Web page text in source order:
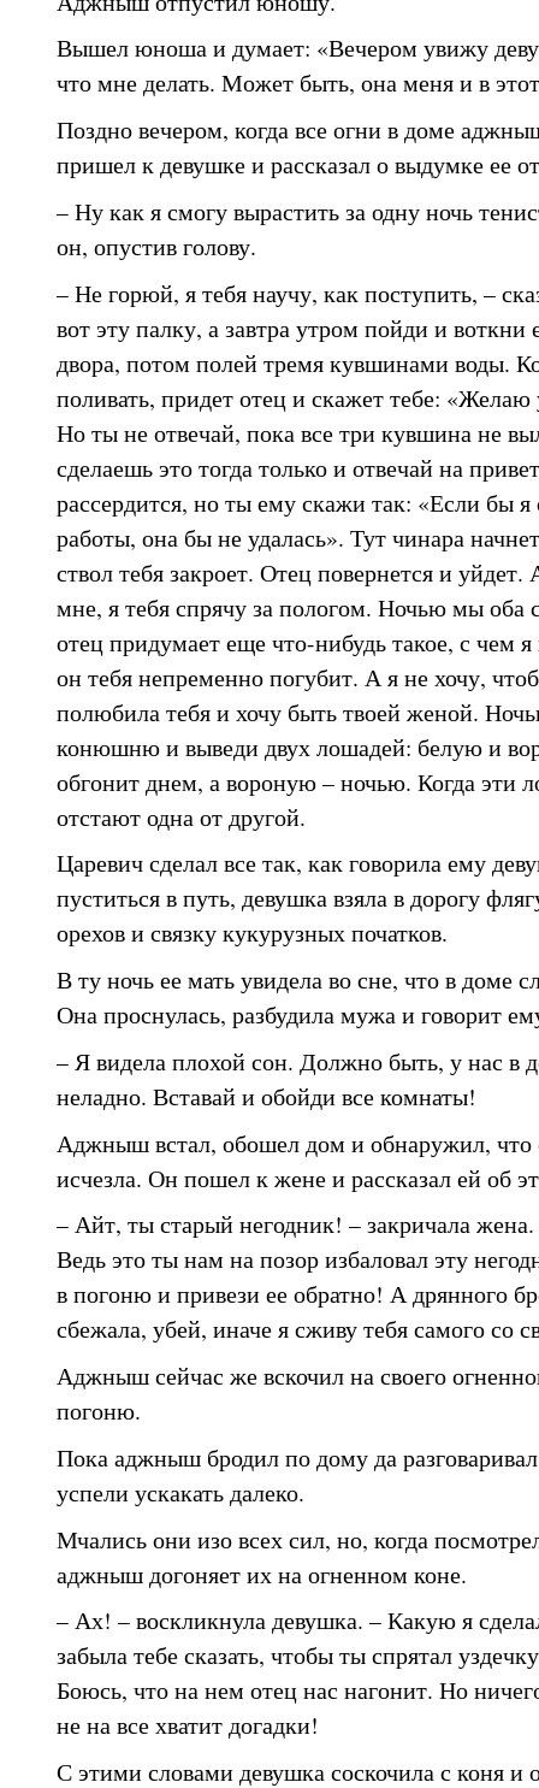
Вышел юноша и думает: «Вечером увижу
что мне делать. Может быть, она меня и в
Поздно вечером, когда все огни в доме
пришел к девушке и рассказал о выдумке ее
– Ну как я смогу вырастить за одну ночь
он, опустив голову.
– Не горюй, я тебя научу, как поступить, –
вот эту палку, а завтра утром пойди и воткни
двора, потом полей тремя кувшинами воды.
поливать, придет отец и скажет тебе: «Желаю
Но ты не отвечай, пока все три кувшина не
сделаешь это тогда только и отвечай на
рассердится, но ты ему скажи так: «Если бы я
работы, она бы не удалась». Тут чинара
ствол тебя закроет. Отец повернется и
мне, я тебя спрячу за пологом. Ночью мы оба
отец придумает еще что-нибудь такое, с чем
он тебя непременно погубит. А я не хочу,
полюбила тебя и хочу быть твоей женой.
конюшню и выведи двух лошадей: белую и
обгонит днем, а вороную – ночью. Когда эти
отстают одна от другой.
Царевич сделал все так, как говорила ему
пуститься в путь, девушка взяла в дорогу
орехов и связку кукурузных початков.
В ту ночь ее мать увидела во сне, что в доме
Она проснулась, разбудила мужа и говорит
– Я видела плохой сон. Должно быть, у нас в
неладно. Вставай и обойди все комнаты!
Аджныш встал, обошел дом и обнаружил, что
исчезла. Он пошел к жене и рассказал ей об
– Айт, ты старый негодник! – закричала
Ведь это ты нам на позор избаловал эту
в погоню и привези ее обратно! А дрянного
сбежала, убей, иначе я сживу тебя самого со
Аджныш сейчас же вскочил на своего
погоню.
Пока аджныш бродил по дому да
успели ускакать далеко.
Мчались они изо всех сил, но, когда
аджныш догоняет их на огненном коне.
– Ах! – воскликнула девушка. – Какую я
забыла тебе сказать, чтобы ты спрятал
Боюсь, что на нем отец нас нагонит. Но
не на все хватит догадки!
С этими словами девушка соскочила с коня и